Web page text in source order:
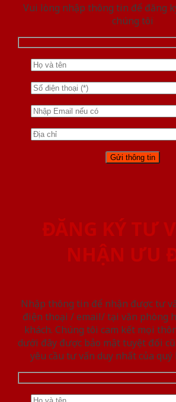
Vui lòng nhập thông tin để đăng
chúng tôi
ĐĂNG KÝ TƯ
NHẬN ƯU
Nhập thông tin để nhận được tư
điện thoại / email/ tại văn phòng
khách. Chúng tôi cam kết mọi
dưới đây được bảo mật tuyệt đối
yêu cầu tư vấn duy nhất của quý